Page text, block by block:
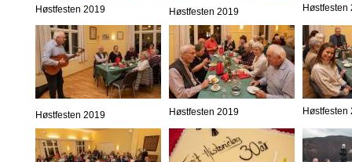
Høstfesten 2019 Høstfesten 2019 Høstfesten
Høstfesten 2019 Høstfesten 2019 Høstfesten